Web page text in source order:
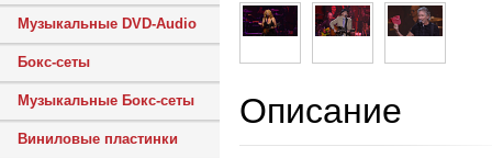
Музыкальные DVD-Audio
Бокс-сеты
Музыкальные Бокс-сеты
Виниловые пластинки
Описание